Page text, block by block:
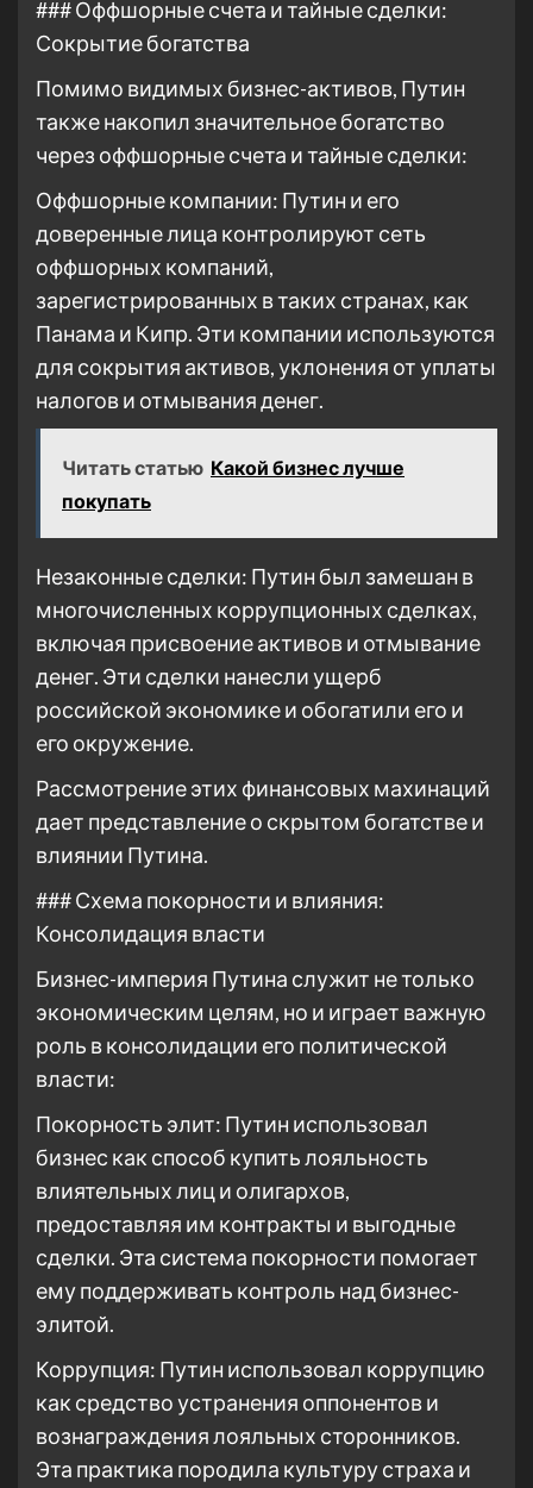
### Оффшорные счета и тайные сделки:
Сокрытие богатства
Помимо видимых бизнес-активов, Путин
также накопил значительное богатство
через оффшорные счета и тайные сделки:
Оффшорные компании: Путин и его
доверенные лица контролируют сеть
оффшорных компаний,
зарегистрированных в таких странах, как
Панама и Кипр. Эти компании используются
для сокрытия активов, уклонения от уплаты
налогов и отмывания денег.
Читать статью Какой бизнес лучше
покупать
Незаконные сделки: Путин был замешан в
многочисленных коррупционных сделках,
включая присвоение активов и отмывание
денег. Эти сделки нанесли ущерб
российской экономике и обогатили его и
его окружение.
Рассмотрение этих финансовых махинаций
дает представление о скрытом богатстве и
влиянии Путина.
### Схема покорности и влияния:
Консолидация власти
Бизнес-империя Путина служит не только
экономическим целям, но и играет важную
роль в консолидации его политической
власти:
Покорность элит: Путин использовал
бизнес как способ купить лояльность
влиятельных лиц и олигархов,
предоставляя им контракты и выгодные
сделки. Эта система покорности помогает
ему поддерживать контроль над бизнес-
элитой.
Коррупция: Путин использовал коррупцию
как средство устранения оппонентов и
вознаграждения лояльных сторонников.
Эта практика породила культуру страха и